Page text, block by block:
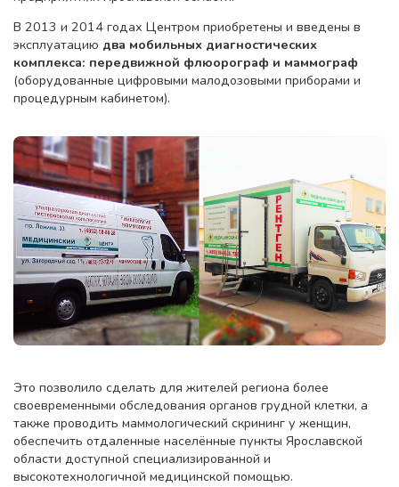
В 2013 и 2014 годах Центром приобретены и введены в
эксплуатацию два мобильных диагностических
комплекса: передвижной флюорограф и маммограф
(оборудованные цифровыми малодозовыми приборами и
процедурным кабинетом).
Это позволило сделать для жителей региона более
своевременными обследования органов грудной клетки, а
также проводить маммологический скрининг у женщин,
обеспечить отдаленные населённые пункты Ярославской
области доступной специализированной и
высокотехнологичной медицинской помощью.